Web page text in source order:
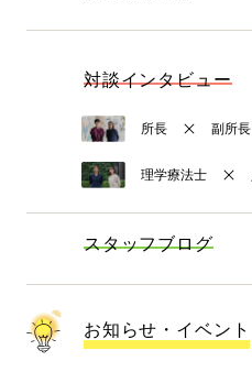
対談インタビュー
所長 副所長
理学療法士
スタッフブログ
お知らせ・イベント